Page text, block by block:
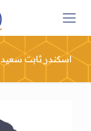
اسكندر ثابت سعيد